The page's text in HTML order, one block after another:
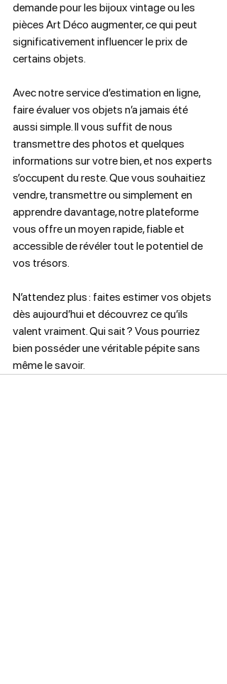
demande pour les bijoux vintage ou les
pièces Art Déco augmenter, ce qui peut
significativement influencer le prix de
certains objets.
Avec notre service d’estimation en ligne,
faire évaluer vos objets n’a jamais été
aussi simple. Il vous suffit de nous
transmettre des photos et quelques
informations sur votre bien, et nos experts
s’occupent du reste. Que vous souhaitiez
vendre, transmettre ou simplement en
apprendre davantage, notre plateforme
vous offre un moyen rapide, fiable et
accessible de révéler tout le potentiel de
vos trésors.
N’attendez plus : faites estimer vos objets
dès aujourd’hui et découvrez ce qu’ils
valent vraiment. Qui sait ? Vous pourriez
bien posséder une véritable pépite sans
même le savoir.